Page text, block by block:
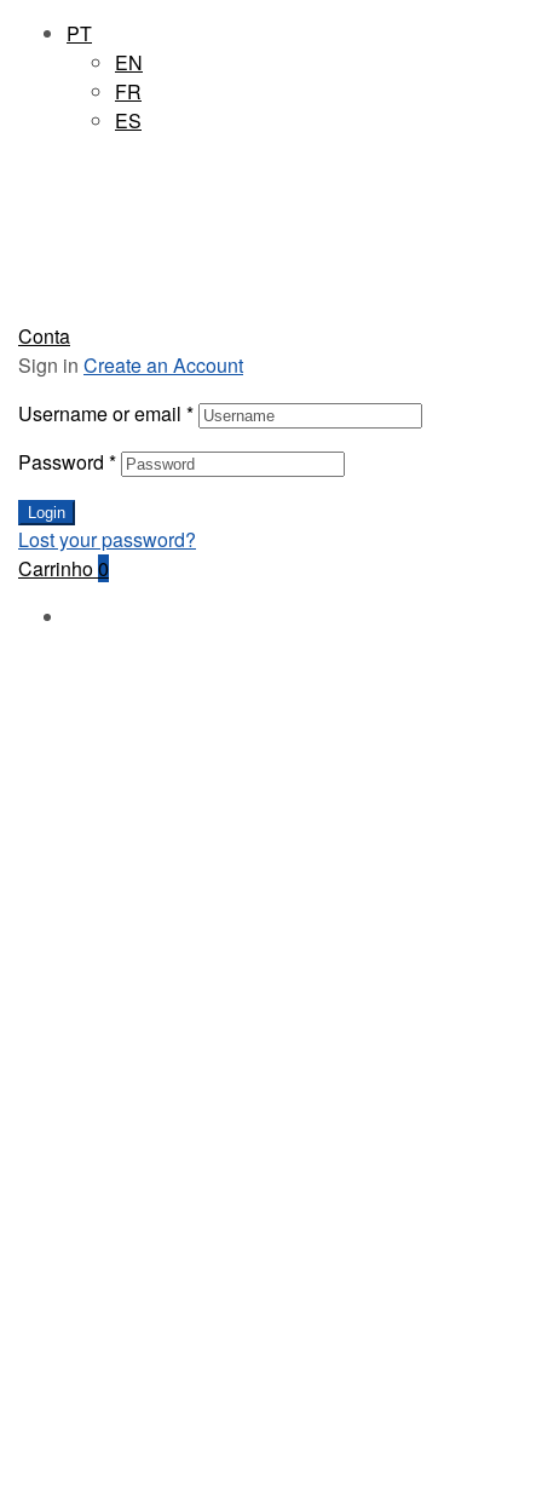
PT
EN
FR
ES
Conta
Sign in Create an Account
Username or email *
Password *
Login
Lost your password?
Carrinho0